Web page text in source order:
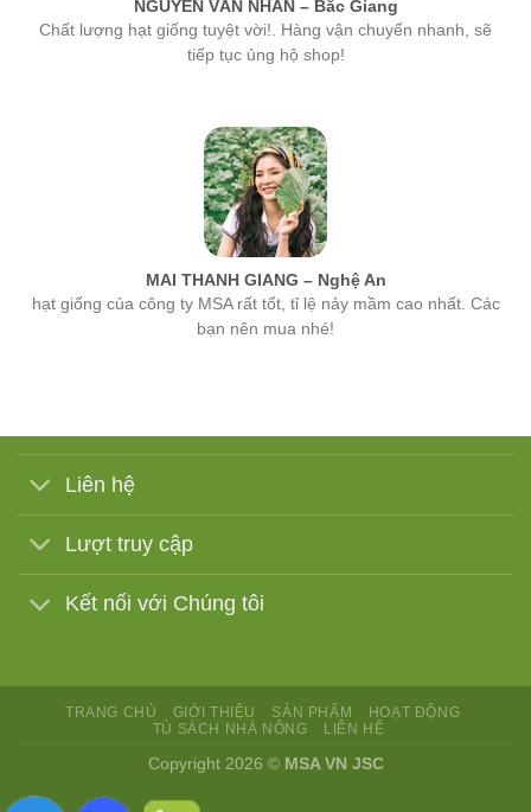
tiếp tục ủng hộ shop!
MAI THANH GIANG – Nghệ An
hạt giống của công ty MSA rất tốt, tỉ lệ nảy mầm cao nhất. Các
bạn nên mua nhé!
Liên hệ
Lượt truy cập
Kết nối với Chúng tôi
Copyright 2026 ©MSA VN JSC